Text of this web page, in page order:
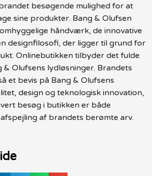
besøgende mulighed for at
sine produkter. Bang & Olufsen
håndværk, de innovative
designfilosofi, der ligger til grund for
Onlinebutikken tilbyder det fulde
& Olufsens lydløsninger. Brandets
et bevis på Bang & Olufsens
design og teknologisk innovation,
besøg i butikken er både
af brandets berømte arv.